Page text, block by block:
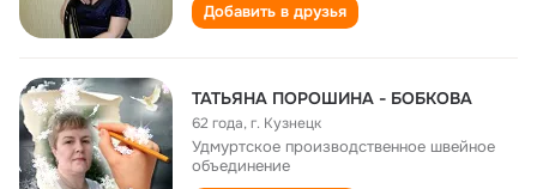
Добавить в друзья
ТАТЬЯНА ПОРОШИНА - БОБКОВА
62 года,г. Кузнецк
Удмуртское производственное швейное
объединение